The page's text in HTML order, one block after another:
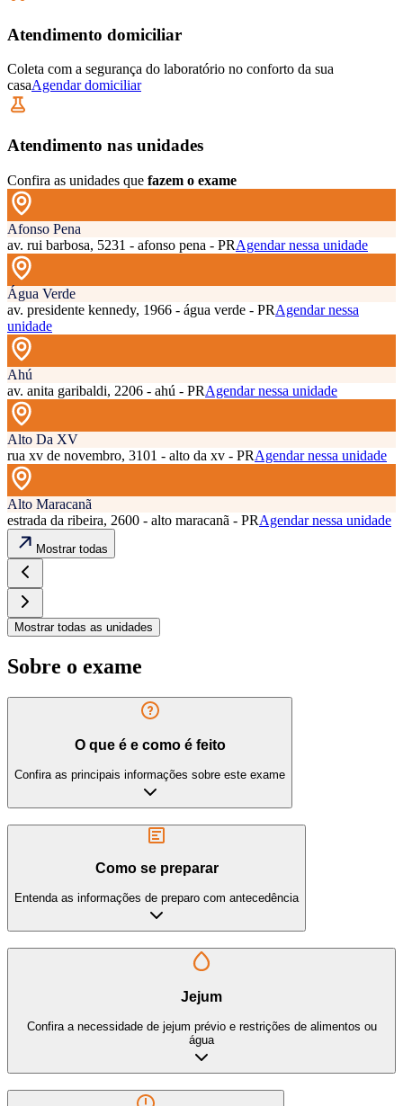
Atendimento domiciliar
Coleta com a segurança do laboratório no conforto da sua
casaAgendar domiciliar
Atendimento nas unidades
Confira as unidades que fazem o exame
Afonso Pena
av. rui barbosa, 5231 - afonso pena - PRAgendar nessa unidade
Água Verde
av. presidente kennedy, 1966 - água verde - PRAgendar nessa
unidade
Ahú
av. anita garibaldi, 2206 - ahú - PRAgendar nessa unidade
Alto Da XV
rua xv de novembro, 3101 - alto da xv - PRAgendar nessa unidade
Alto Maracanã
estrada da ribeira, 2600 - alto maracanã - PRAgendar nessa unidade
Mostrar todas
Mostrar todas as unidades
Sobre o exame
O que é e como é feito
Confira as principais informações sobre este exame
Como se preparar
Entenda as informações de preparo com antecedência
Jejum
Confira a necessidade de jejum prévio e restrições de alimentos ou
água